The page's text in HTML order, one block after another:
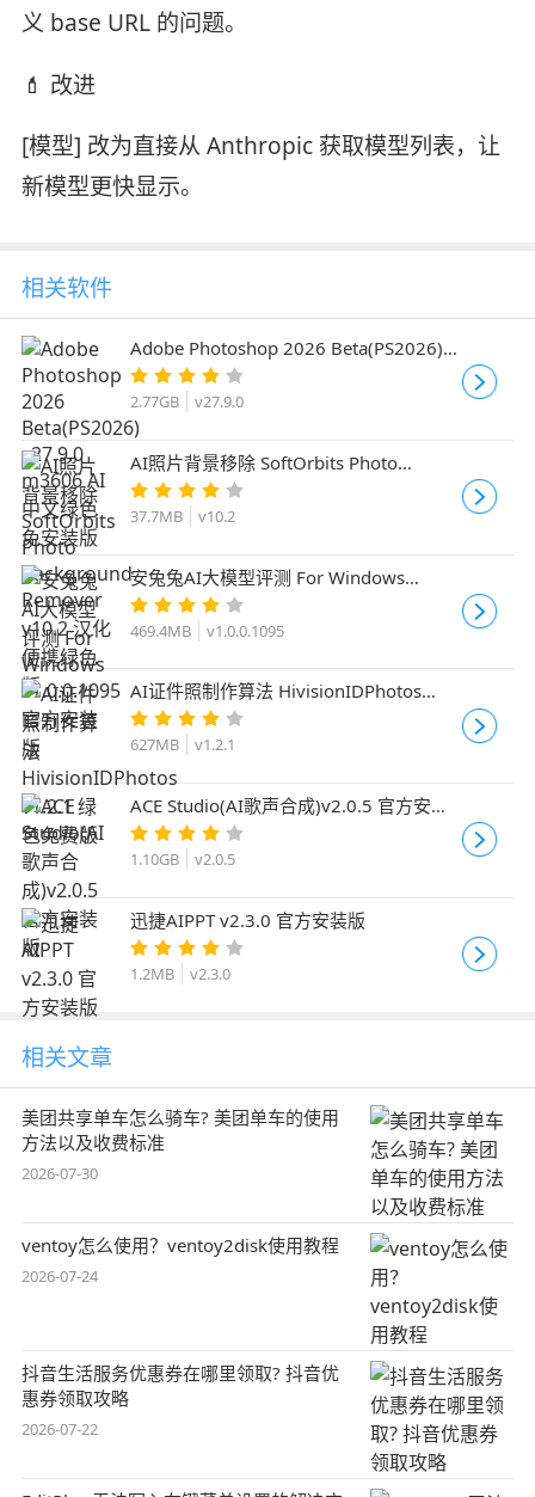
义 base URL 的问题。
💄 改进
[模型] 改为直接从 Anthropic 获取模型列表，让
新模型更快显示。
相关软件
Adobe Photoshop 2026 Beta(PS2026)
v27.9.0 m3606 AI 中文绿色免安装版
2.77GB v27.9.0
AI照片背景移除 SoftOrbits Photo
Background Remover v10.2 汉化便携绿
色版
37.7MB v10.2
安兔兔AI大模型评测 For Windows
v1.0.0.1095 官方安装版
469.4MB v1.0.0.1095
AI证件照制作算法 HivisionIDPhotos
v1.2.1 绿色免费版
627MB v1.2.1
ACE Studio(AI歌声合成)v2.0.5 官方安装
版
1.10GB v2.0.5
迅捷AIPPT v2.3.0 官方安装版
1.2MB v2.3.0
相关文章
美团共享单车怎么骑车? 美团单车的使用
方法以及收费标准
2026-07-30
ventoy怎么使用？ventoy2disk使用教程
2026-07-24
抖音生活服务优惠券在哪里领取? 抖音优
惠券领取攻略
2026-07-22